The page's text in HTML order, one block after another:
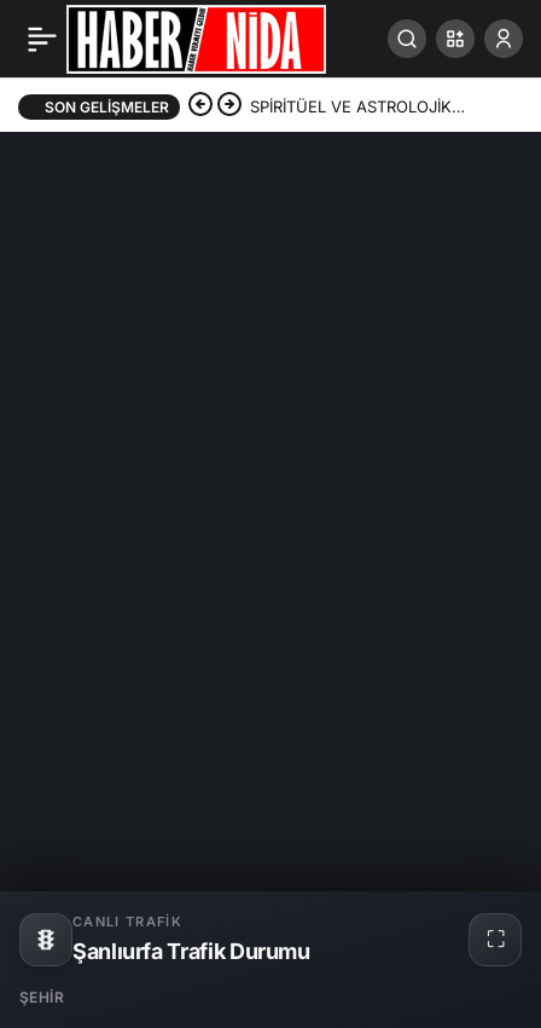
SON GELIŞMELER SPİRİTÜEL VE ASTROLOJİK
CANLI TRAFIK
Şanlıurfa Trafik Durumu ⛶
Tam
ŞEHIR